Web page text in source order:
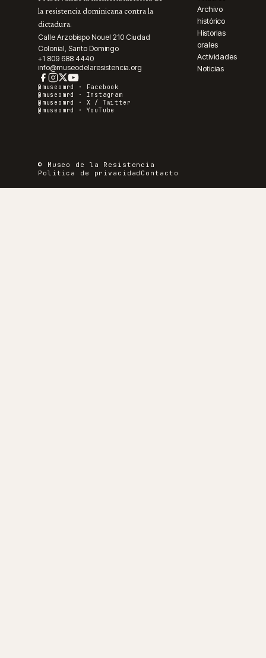
la resistencia dominicana contra la
dictadura.
Calle Arzobispo Nouel 210 Ciudad
Colonial, Santo Domingo
+1 809 688 4440
info@museodelaresistencia.org
@museomrd ·
Facebook
@museomrd · Instagram
@museomrd · X / Twitter
@museomrd · YouTube
Archivo
histórico
Historias
orales
Actividades
Noticias
© Museo de la Resistencia
Política de privacidad Contacto